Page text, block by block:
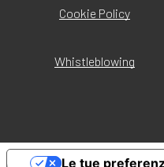
Cookie Policy
Whistleblowing
Le tue